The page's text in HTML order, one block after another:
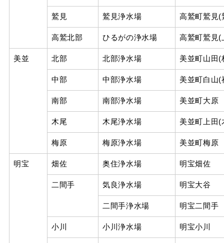
鷲見 鷲見浄水場 高鷲町鷲見(
高鷲北部 ひるがの浄水場 高鷲町鷲見(
美並 北部 北部浄水場 美並町山田(
中部 中部浄水場 美並町白山(
南部 南部浄水場 美並町大原
木尾 木尾浄水場 美並町上田(
梅原 梅原浄水場 美並町梅原
明宝 畑佐 奥住浄水場 明宝畑佐
二間手 気良浄水場 明宝大谷
二間手浄水場 明宝二間手
小川 小川浄水場 明宝小川